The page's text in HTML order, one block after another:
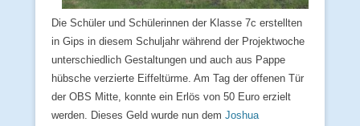
Die Schüler und Schülerinnen der Klasse 7c erstellten
in Gips in diesem Schuljahr während der Projektwoche
unterschiedlich Gestaltungen und auch aus Pappe
hübsche verzierte Eiffeltürme. Am Tag der offenen Tür
der OBS Mitte, konnte ein Erlös von 50 Euro erzielt
werden. Dieses Geld wurde nun dem Joshua